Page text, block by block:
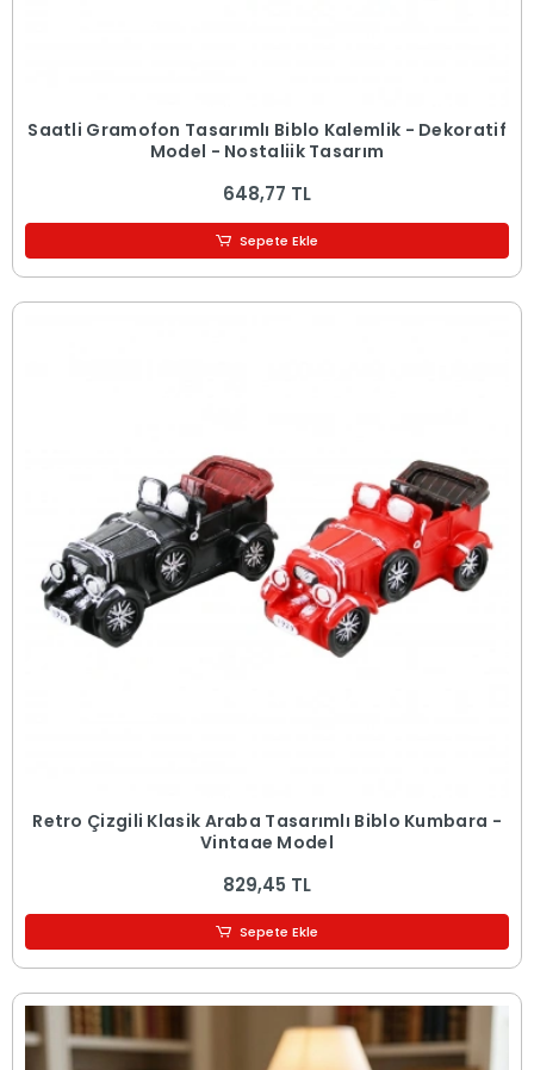
Saatli Gramofon Tasarımlı Biblo Kalemlik - Dekoratif
Model - Nostaljik Tasarım
648,77 TL
Sepete Ekle
Retro Çizgili Klasik Araba Tasarımlı Biblo Kumbara -
Vintage Model
829,45 TL
Sepete Ekle